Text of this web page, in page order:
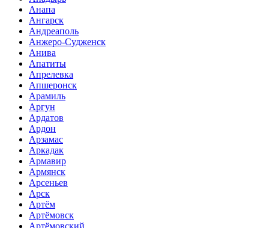
Анапа
Ангарск
Андреаполь
Анжеро-Судженск
Анива
Апатиты
Апрелевка
Апшеронск
Арамиль
Аргун
Ардатов
Ардон
Арзамас
Аркадак
Армавир
Армянск
Арсеньев
Арск
Артём
Артёмовск
Артёмовский